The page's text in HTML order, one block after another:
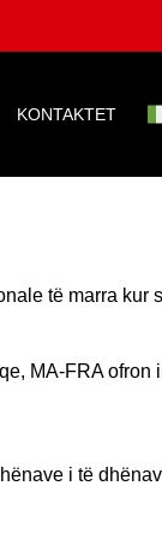
KONTAKTET
të marra kur
MA-FRA ofron
i të